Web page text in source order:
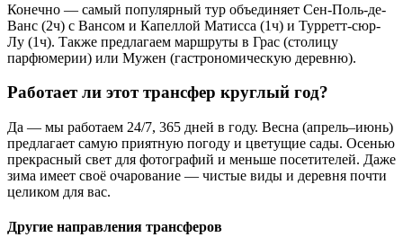
Конечно — самый популярный тур объединяет Сен-Поль-де-
Ванс (2ч) с Вансом и Капеллой Матисса (1ч) и Турретт-сюр-
Лу (1ч). Также предлагаем маршруты в Грас (столицу
парфюмерии) или Мужен (гастрономическую деревню).
Работает ли этот трансфер круглый год?
Да — мы работаем 24/7, 365 дней в году. Весна (апрель–июнь)
предлагает самую приятную погоду и цветущие сады. Осенью
прекрасный свет для фотографий и меньше посетителей. Даже
зима имеет своё очарование — чистые виды и деревня почти
целиком для вас.
Другие направления трансферов